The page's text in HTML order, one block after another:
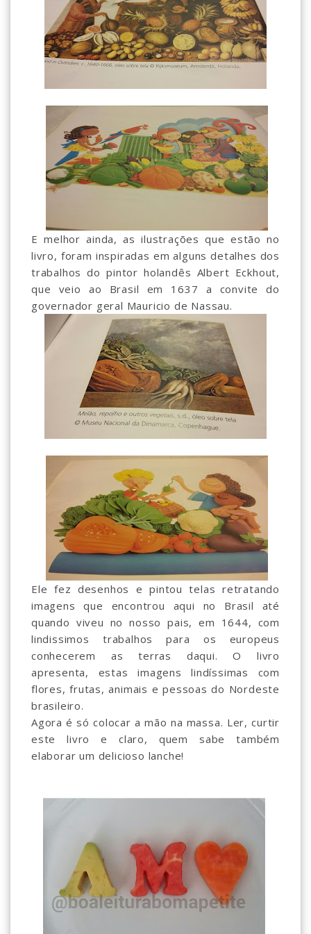
E melhor ainda, as ilustrações que estão no
livro, foram inspiradas em alguns detalhes dos
trabalhos do pintor holandês Albert Eckhout,
que veio ao Brasil em 1637 a convite do
governador geral Mauricio de Nassau.
Ele fez desenhos e pintou telas retratando
imagens que encontrou aqui no Brasil até
quando viveu no nosso pais, em 1644, com
lindissimos trabalhos para os europeus
conhecerem as terras daqui. O livro
apresenta, estas imagens lindíssimas com
flores, frutas, animais e pessoas do Nordeste
brasileiro.
Agora é só colocar a mão na massa. Ler, curtir
este livro e claro, quem sabe também
elaborar um delicioso lanche!